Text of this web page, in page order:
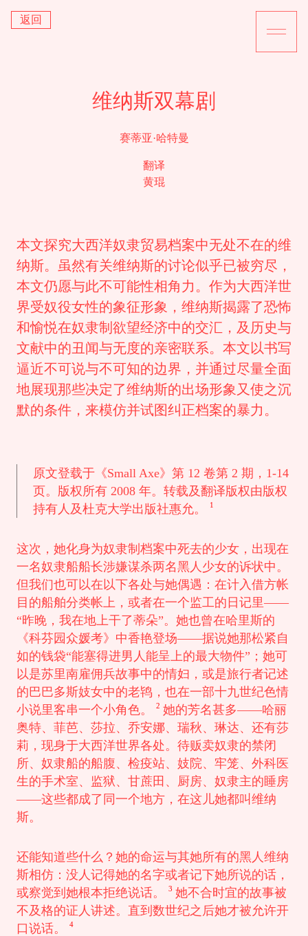
返回
维纳斯双幕剧
赛蒂亚·哈特曼
翻译
黄琨
本文探究大西洋奴隶贸易档案中无处不在的维
纳斯。虽然有关维纳斯的讨论似乎已被穷尽，
本文仍愿与此不可能性相角力。作为大西洋世
界受奴役女性的象征形象，维纳斯揭露了恐怖
和愉悦在奴隶制欲望经济中的交汇，及历史与
文献中的丑闻与无度的亲密联系。本文以书写
逼近不可说与不可知的边界，并通过尽量全面
地展现那些决定了维纳斯的出场形象又使之沉
默的条件，来模仿并试图纠正档案的暴力。
原文登载于《Small Axe》第 12 卷第 2 期，1-14
页。版权所有 2008 年。转载及翻译版权由版权
持有人及杜克大学出版社惠允。
1
这次，她化身为奴隶制档案中死去的少女，出现在
一名奴隶船船长涉嫌谋杀两名黑人少女的诉状中。
但我们也可以在以下各处与她偶遇：在计入借方帐
目的船舶分类帐上，或者在一个监工的日记里——
“昨晚，我在地上干了蒂朵”。她也曾在哈里斯的
《科芬园众媛考》中香艳登场——据说她那松紧自
如的钱袋“能塞得进男人能呈上的最大物件”；她可
以是苏里南雇佣兵故事中的情妇，或是旅行者记述
的巴巴多斯妓女中的老鸨，也在一部十九世纪色情
小说里客串一个小角色。
2 她的芳名甚多——哈丽
奥特、菲芭、莎拉、乔安娜、瑞秋、琳达、还有莎
莉，现身于大西洋世界各处。待贩卖奴隶的禁闭
所、奴隶船的船腹、检疫站、妓院、牢笼、外科医
生的手术室、监狱、甘蔗田、厨房、奴隶主的睡房
——这些都成了同一个地方，在这儿她都叫维纳
斯。
还能知道些什么？她的命运与其她所有的黑人维纳
斯相仿：没人记得她的名字或者记下她所说的话，
或察觉到她根本拒绝说话。
3 她不合时宜的故事被
不及格的证人讲述。直到数世纪之后她才被允许开
口说话。
4